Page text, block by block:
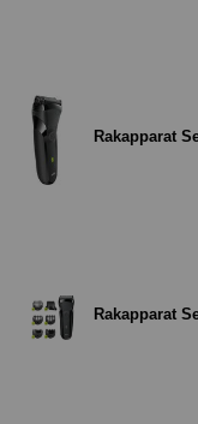
Rakapparat
Rakapparat